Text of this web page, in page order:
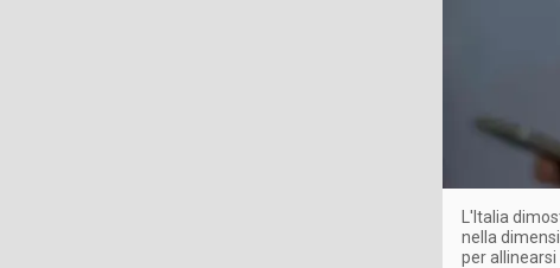
L'Italia
nella
per